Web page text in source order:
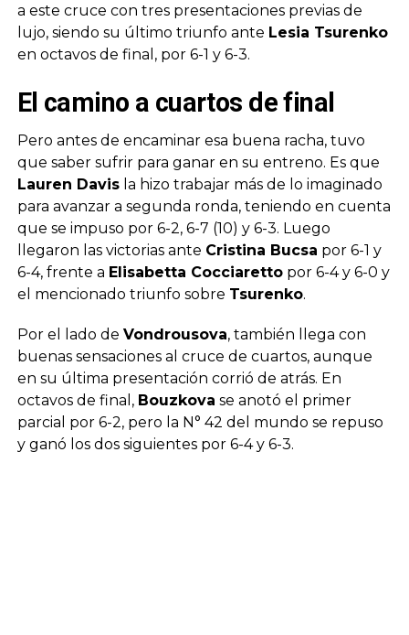
a este cruce con tres presentaciones previas de
lujo, siendo su último triunfo ante Lesia Tsurenko
en octavos de final, por 6-1 y 6-3.
El camino a cuartos de final
Pero antes de encaminar esa buena racha, tuvo
que saber sufrir para ganar en su entreno. Es que
Lauren Davisla hizo trabajar más de lo imaginado
para avanzar a segunda ronda, teniendo en cuenta
que se impuso por 6-2, 6-7 (10) y 6-3. Luego
llegaron las victorias ante Cristina Bucsa por 6-1 y
6-4, frente a Elisabetta Cocciarettopor 6-4 y 6-0 y
el mencionado triunfo sobre Tsurenko.
Por el lado de Vondrousova, también llega con
buenas sensaciones al cruce de cuartos, aunque
en su última presentación corrió de atrás. En
octavos de final, Bouzkova se anotó el primer
parcial por 6-2, pero la N° 42 del mundo se repuso
y ganó los dos siguientes por 6-4 y 6-3.